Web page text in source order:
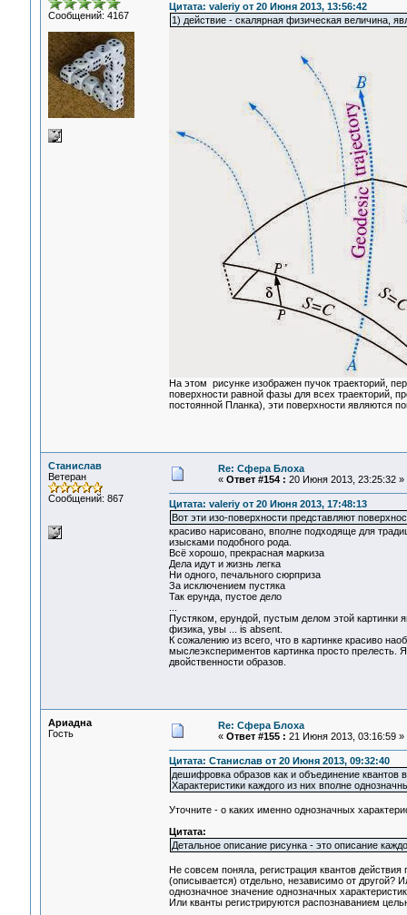
Сообщений: 4167
Цитата: valeriy от 20 Июня 2013, 13:56:42
1) действие - скалярная физическая величина,
На этом рисунке изображен пучок траекторий,
поверхности равной фазы для всех траекторий,
постоянной Планка), эти поверхности являются
Станислав
Ветеран
Сообщений: 867
Re: Сфера Блоха
« Ответ #154 : 20 Июня 2013, 23:25:32 »
Цитата: valeriy от 20 Июня 2013, 17:48:13
Вот эти изо-поверхности представляют
красиво нарисовано, вполне подходяще для
изысками подобного рода.
Всё хорошо, прекрасная маркиза
Дела идут и жизнь легка
Ни одного, печального сюрприза
За исключением пустяка
Так ерунда, пустое дело
Пустяком, ерундой, пустым делом этой картинки
физика, увы ... is absent.
К сожалению из всего, что в картинке красиво
мыслеэкспериментов картинка просто
двойственности образов.
Ариадна
Гость
Re: Сфера Блоха
« Ответ #155 : 21 Июня 2013, 03:16:59 »
Цитата: Станислав от 20 Июня 2013, 09:32:40
дешифровка образов как и объединение квантов
Характеристики каждого из них вполне
Уточните - о каких именно однозначных
Цитата:
Детальное описание рисунка - это описание
Не совсем поняла, регистрация квантов действия
(описывается) отдельно, независимо от другой?
однозначное значение однозначных
Или кванты регистрируются распознаванием